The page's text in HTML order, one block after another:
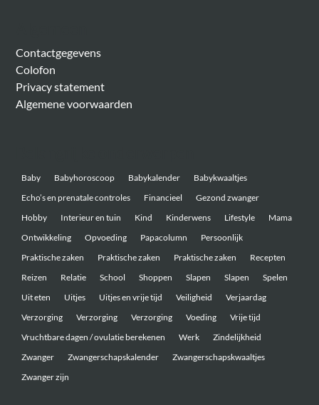
Contactgegevens
Colofon
Privacy statement
Algemene voorwaarden
Baby Babyhoroscoop Babykalender
Babykwaaltjes
Echo’s en prenatale controles
Financieel
Gezond zwanger
Hobby
Interieur en tuin Kind Kinderwens Lifestyle
Mama
Ontwikkeling
Opvoeding Papacolumn
Persoonlijk
Praktische zaken
Praktische zaken Praktische zaken
Recepten
Reizen
Relatie School Shoppen Slapen Slapen
Spelen
Uit eten
Uitjes Uitjes en vrije tijd Veiligheid
Verjaardag
Verzorging
Verzorging Verzorging Voeding
Vrije tijd
Vruchtbare dagen / ovulatie berekenen
Werk
Zindelijkheid
Zwanger
Zwangerschapskalender
Zwangerschapskwaaltjes
Zwanger zijn